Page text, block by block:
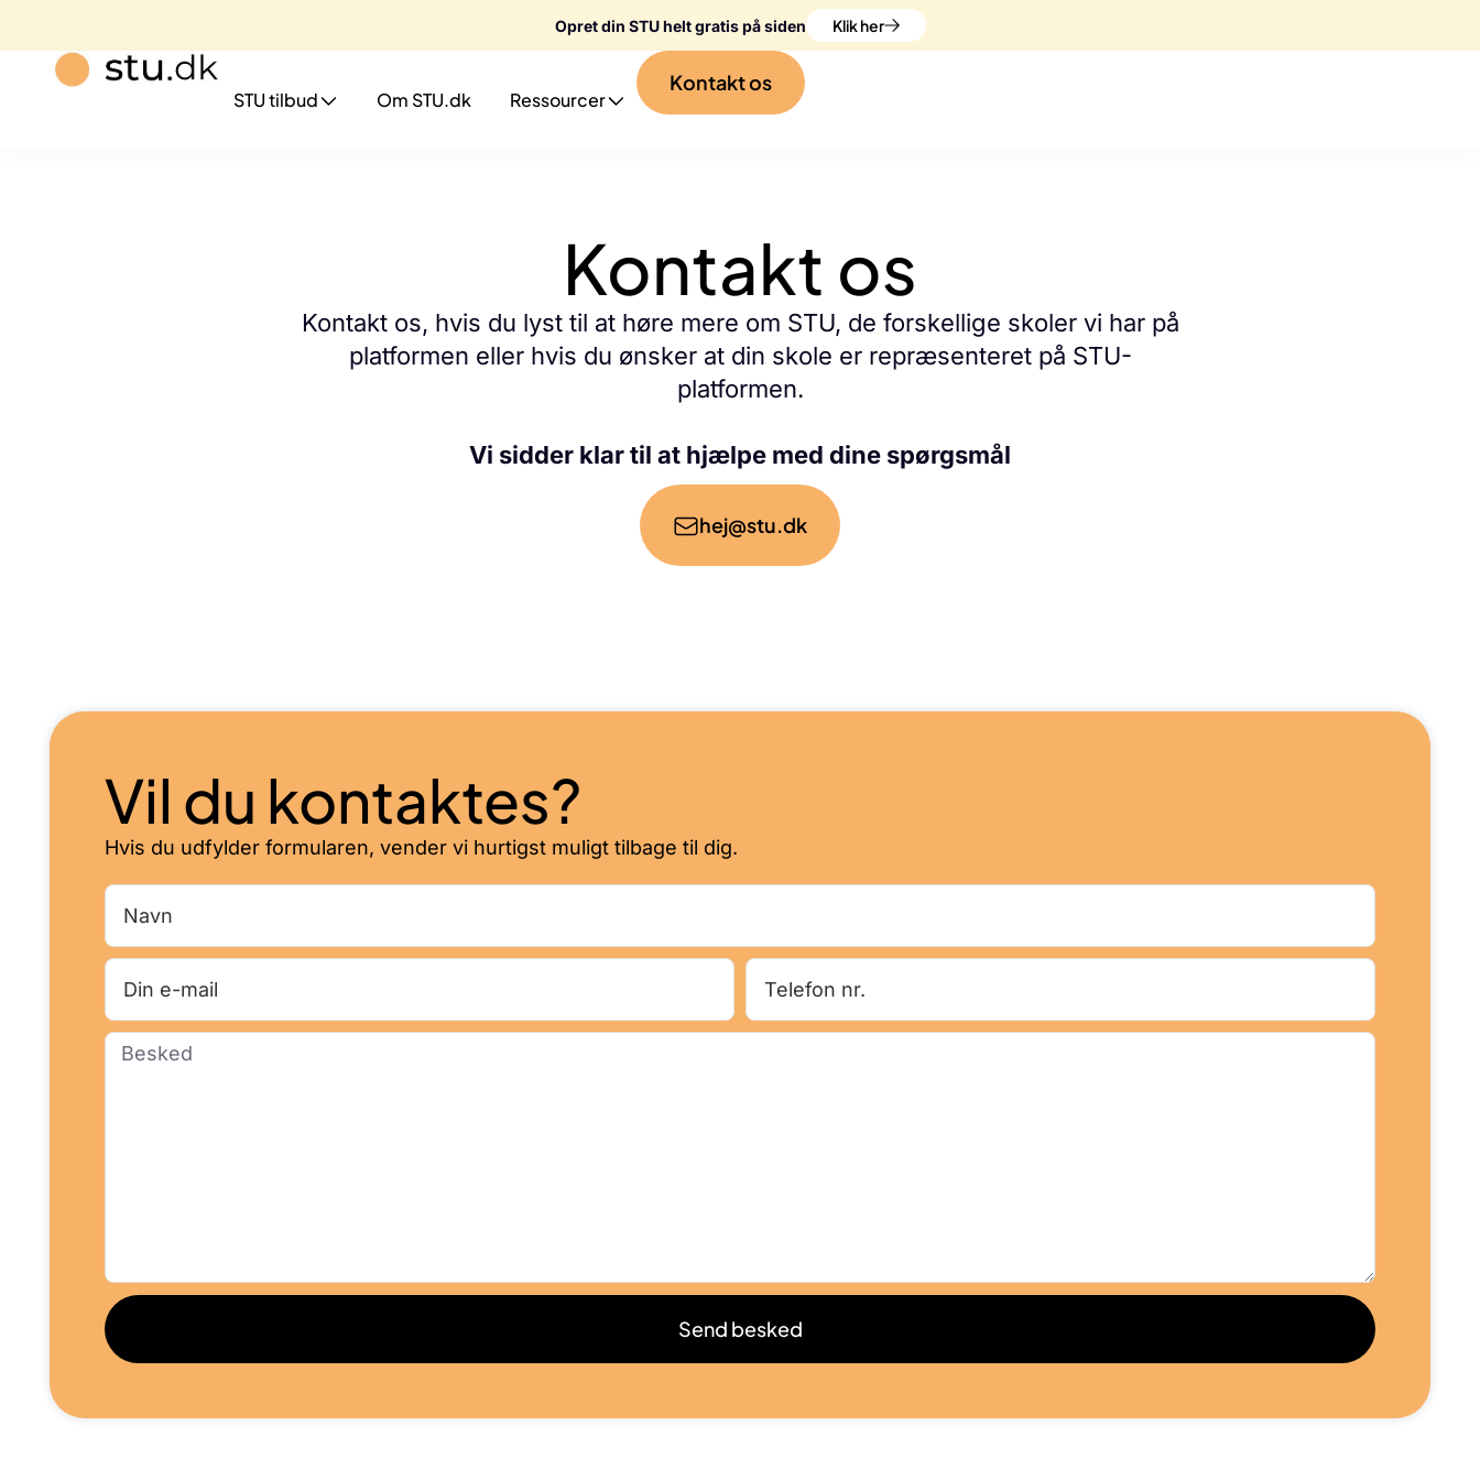
Opret din STU helt gratis på siden Klik her
STU tilbud Om STU.dk Ressourcer
Kontakt os
Kontakt os
Kontakt os, hvis du lyst til at høre mere om STU, de forskellige skoler vi har på
platformen eller hvis du ønsker at din skole er repræsenteret på STU-
platformen.
Vi sidder klar til at hjælpe med dine spørgsmål
hej@stu.dk
Vil du kontaktes?
Hvis du udfylder formularen, vender vi hurtigst muligt tilbage til dig.
Send besked